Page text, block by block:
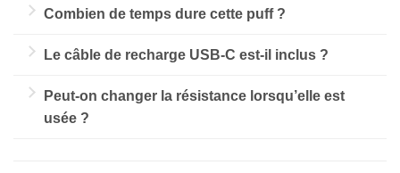
Combien de temps dure cette puff ?
Avec 22 ml de e-liquide fourni et une batterie
bouffées en mode ECO.
Le câble de recharge USB-C est-il inclus ?
Non, comme la plupart des puffs, le câble USB-C
n’est pas fourni. Vous pouvez utiliser n’importe quel
Peut-on changer la résistance lorsqu’elle est
usée ?
Appliquer les filtres